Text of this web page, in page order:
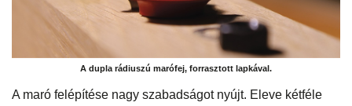
A dupla rádiuszú marófej, forrasztott lapkával.
A maró felépítése nagy szabadságot nyújt. Eleve kétféle